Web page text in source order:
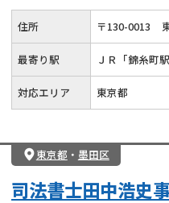
相続トラブル
住所 〒130-0013
最寄り駅 ＪＲ「錦糸町
対応エリア 東京都
東京都 ・ 墨田区
司法書士田中浩史